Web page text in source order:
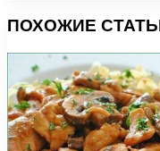
ПОХОЖИЕ